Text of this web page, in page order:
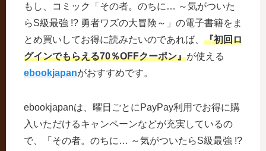
もし、コミック「その者。のちに… ～気がついた
らS級最強 !? 勇者ワズの大冒険～」の電子書籍をま
とめ買いしてお得に読みたいのであれば、 『初回ロ
グインでもらえる70％OFFクーポン』が使える
ebookjapanがおすすめです。
ebookjapanは、曜日ごとにPayPay利用でお得に購
入いただけるキャンペーンなどが充実しているの
で、「その者。のちに… ～気がついたらS級最強 !?